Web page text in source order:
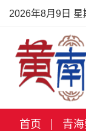
2026年8月9日 星
首页 青海